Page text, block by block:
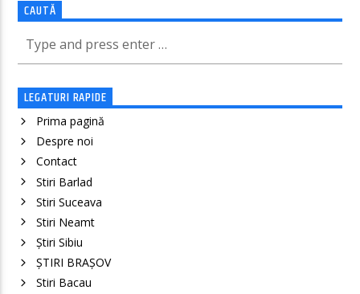
CAUTĂ
LEGATURI RAPIDE
Prima pagină
Despre noi
Contact
Stiri Barlad
Stiri Suceava
Stiri Neamt
Știri Sibiu
ȘTIRI BRAȘOV
Stiri Bacau